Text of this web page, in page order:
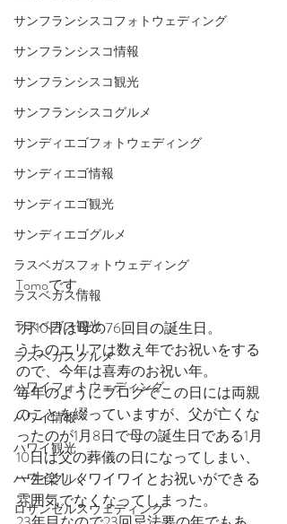
サンフランシスコフォトウェディング
サンフランシスコ情報
サンフランシスコ観光
サンフランシスコグルメ
サンディエゴフォトウェディング
サンディエゴ情報
サンディエゴ観光
サンディエゴグルメ
ラスベガスフォトウェディング
ラスベガス情報
ラスベガス観光
ラスベガスグルメ
ハワイフォトウェディング
ハワイ情報
ハワイ観光
ハワイグルメ
ロサンゼルスウェディング
Tomoです。
1月10日は母の76回目の誕生日。
うちのエリアは数え年でお祝いをする
ので、今年は喜寿のお祝い年。
毎年のようにブログでこの日には両親
のことを綴っていますが、父が亡くな
ったのが1月8日で母の誕生日である1月
10日は父の葬儀の日になってしまい、
一生楽しくワイワイとお祝いができる
雰囲気でなくなってしまった。